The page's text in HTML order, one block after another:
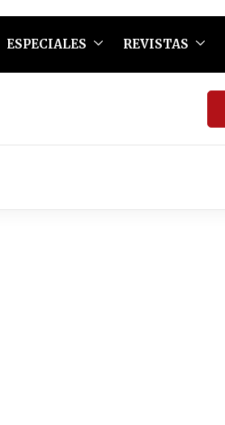
ESPECIALES REVISTAS